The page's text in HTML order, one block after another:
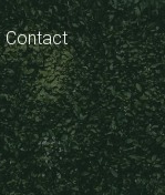
Contact